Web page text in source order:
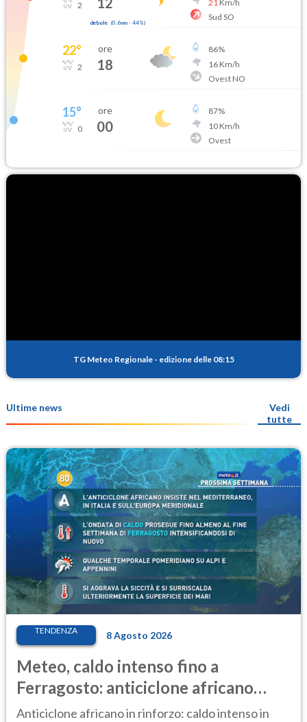
2
debole (0.6mm- 44%)
21 Km/h
Sud SO
22°
2
ore
18
86%
16Km/h
Ovest NO
15°
0
ore
00
87%
10Km/h
Ovest
TG Meteo Regionale - edizione delle 08:15
Ultime news
Vedi
tutte
TENDENZA 8 Agosto 2026
Meteo, caldo intenso fino a
Ferragosto: anticiclone africano
ancora protagonista
Anticiclone africano in rinforzo: caldo intenso in